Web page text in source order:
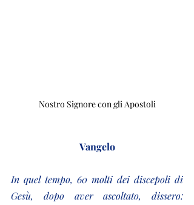
Nostro Signore con gli Apostoli
Vangelo
In quel tempo, 60 molti dei discepoli di
Gesù, dopo aver ascoltato, dissero: